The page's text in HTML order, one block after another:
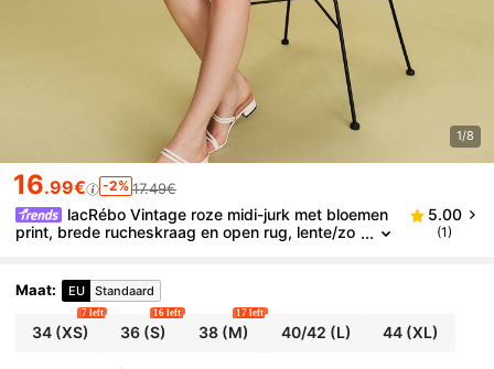
1/8
16.99€ -2% 17.49€
lacRébo Vintage roze midi-jurk met bloemen
print, brede rucheskraag en open rug, lente/zo
5.00
(1)
Maat: EU Standaard
34(XS)
7 left
36 (S)
16 left
38(M)
17 left
40/42 (L) 44 (XL)